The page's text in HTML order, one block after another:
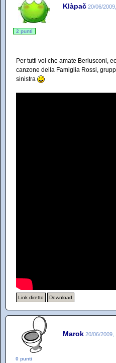
Klàpač 20/06/
2 punti
Per tutti voi che amate Berlusconi,
canzone della Famiglia Rossi,
sinistra
Link diretto Download
Marok 20/06/2009,
0 punti